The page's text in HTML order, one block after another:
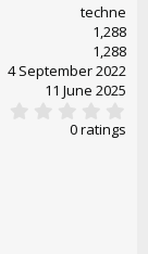
techne
1,288
1,288
4 September 2022
11 June 2025
0 ratings